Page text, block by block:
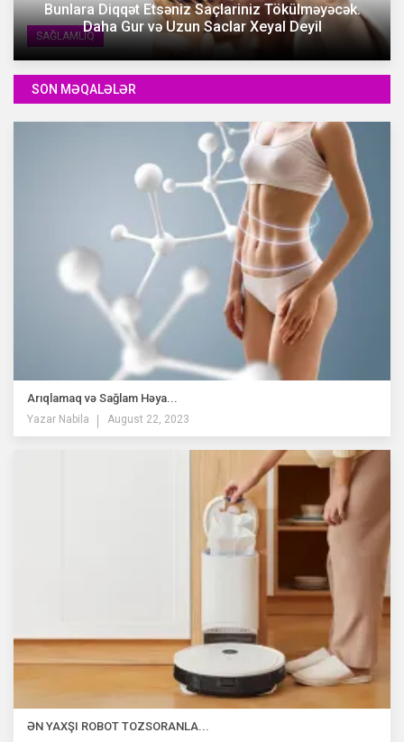
SAĞLAMLIQ
Bunlara Diqqət Etsəniz Saçlariniz Tökülməyəcək.
Daha Gur və Uzun Saclar Xeyal Deyil
SON MƏQALƏLƏR
Arıqlamaq və Sağlam Həya...
Yazar Nabila August 22, 2023
ƏN YAXŞI ROBOT TOZSORANLA...